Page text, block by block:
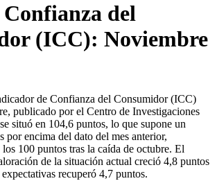
del
(ICC): Noviembre
de Confianza del Consumidor (ICC)
publicado por el Centro de Investigaciones
situó en 104,6 puntos, lo que supone un
por encima del dato del mes anterior,
100 puntos tras la caída de octubre. El
de la situación actual creció 4,8 puntos
recuperó 4,7 puntos.